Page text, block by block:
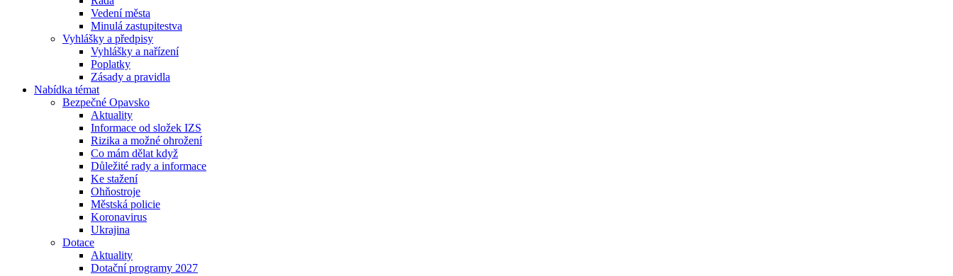
Vedení města
Minulá zastupitestva
Vyhlášky a předpisy
Vyhlášky a nařízení
Poplatky
Zásady a pravidla
Nabídka témat
Bezpečné Opavsko
Aktuality
Informace od složek IZS
Rizika a možné ohrožení
Co mám dělat když
Důležité rady a informace
Ke stažení
Ohňostroje
Městská policie
Koronavirus
Ukrajina
Dotace
Aktuality
Dotační programy 2027